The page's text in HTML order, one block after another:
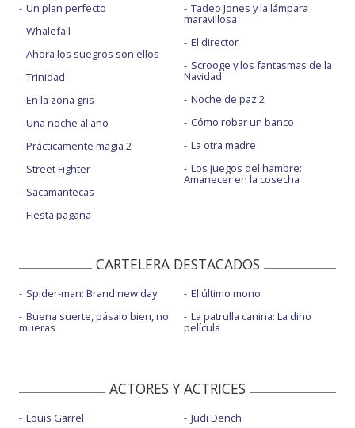
Un plan perfecto
Whalefall
Ahora los suegros son ellos
Trinidad
En la zona gris
Una noche al año
Prácticamente magia 2
Street Fighter
Sacamantecas
Fiesta pagäna
Tadeo Jones y la lámpara
maravillosa
El director
Scrooge y los fantasmas de la
Navidad
Noche de paz 2
Cómo robar un banco
La otra madre
Los juegos del hambre:
Amanecer en la cosecha
CARTELERA DESTACADOS
Spider-man: Brand new day
Buena suerte, pásalo bien, no
mueras
El último mono
La patrulla canina: La dino
película
ACTORES Y ACTRICES
Louis Garrel
Judi Dench